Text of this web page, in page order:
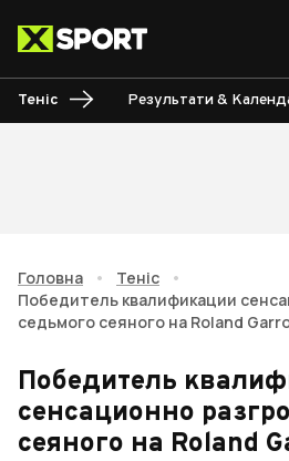
Теніс Результати &
Головна • Теніс
•
Победитель квалификации
седьмого сеяного на Roland
Победитель
сенсационно
сеяного на Roland